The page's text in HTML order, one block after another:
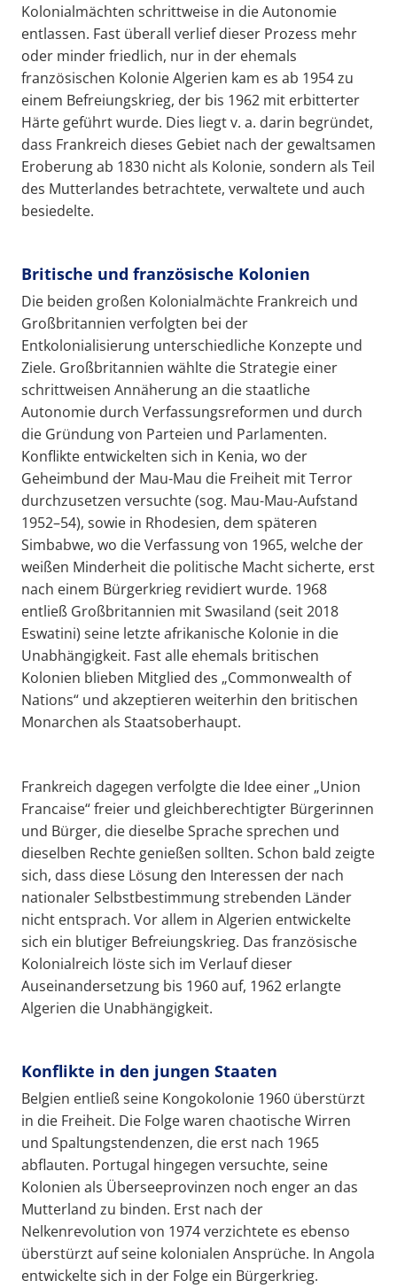
Kolonialmächten schrittweise in die Autonomie
entlassen. Fast überall verlief dieser Prozess mehr
oder minder friedlich, nur in der ehemals
französischen Kolonie Algerien kam es ab 1954 zu
einem Befreiungskrieg, der bis 1962 mit erbitterter
Härte geführt wurde. Dies liegt v. a. darin begründet,
dass Frankreich dieses Gebiet nach der gewaltsamen
Eroberung ab 1830 nicht als Kolonie, sondern als Teil
des Mutterlandes betrachtete, verwaltete und auch
besiedelte.
Britische und französische Kolonien
Die beiden großen Kolonialmächte Frankreich und
Großbritannien verfolgten bei der
Entkolonialisierung unterschiedliche Konzepte und
Ziele. Großbritannien wählte die Strategie einer
schrittweisen Annäherung an die staatliche
Autonomie durch Verfassungsreformen und durch
die Gründung von Parteien und Parlamenten.
Konflikte entwickelten sich in Kenia, wo der
Geheimbund der Mau-Mau die Freiheit mit Terror
durchzusetzen versuchte (sog. Mau-Mau-Aufstand
1952–54), sowie in Rhodesien, dem späteren
Simbabwe, wo die Verfassung von 1965, welche der
weißen Minderheit die politische Macht sicherte, erst
nach einem Bürgerkrieg revidiert wurde. 1968
entließ Großbritannien mit Swasiland (seit 2018
Eswatini) seine letzte afrikanische Kolonie in die
Unabhängigkeit. Fast alle ehemals britischen
Kolonien blieben Mitglied des „Commonwealth of
Nations“ und akzeptieren weiterhin den britischen
Monarchen als Staatsoberhaupt.
Frankreich dagegen verfolgte die Idee einer „Union
Francaise“ freier und gleichberechtigter Bürgerinnen
und Bürger, die dieselbe Sprache sprechen und
dieselben Rechte genießen sollten. Schon bald zeigte
sich, dass diese Lösung den Interessen der nach
nationaler Selbstbestimmung strebenden Länder
nicht entsprach. Vor allem in Algerien entwickelte
sich ein blutiger Befreiungskrieg. Das französische
Kolonialreich löste sich im Verlauf dieser
Auseinandersetzung bis 1960 auf, 1962 erlangte
Algerien die Unabhängigkeit.
Konflikte in den jungen Staaten
Belgien entließ seine Kongokolonie 1960 überstürzt
in die Freiheit. Die Folge waren chaotische Wirren
und Spaltungstendenzen, die erst nach 1965
abflauten. Portugal hingegen versuchte, seine
Kolonien als Überseeprovinzen noch enger an das
Mutterland zu binden. Erst nach der
Nelkenrevolution von 1974 verzichtete es ebenso
überstürzt auf seine kolonialen Ansprüche. In Angola
entwickelte sich in der Folge ein Bürgerkrieg.